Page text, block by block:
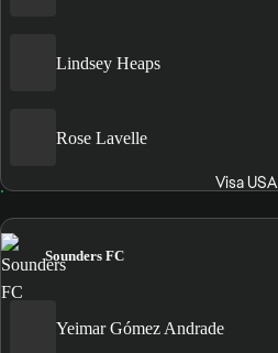
Lindsey Heaps
Rose Lavelle
Visa USA
Sounders FC
Yeimar Gómez Andrade